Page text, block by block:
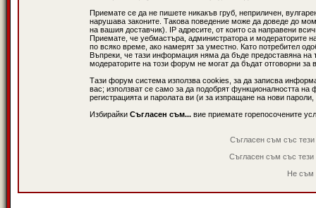
Приемате се да не пишете никакъв груб, неприличен,
нарушава законите. Такова поведение може да доведе до
на вашия доставчик). IP адресите, от които са направени
Приемате, че уебмастъра, администратора и модераторите
по всяко време, ако намерят за уместно. Като потребител
Въпреки, че тази информация няма да бъде предоставяна
модераторите на този форум не могат да бъдат отговорни за
Тази форум система използва cookies, за да записва
вас; използват се само за да подобрят функционалността
регистрацията и паролата ви (и за изпращане на нови
Избирайки Съгласен съм... вие приемате горепосочените
Съгласен съм със
Съгласен съм със
Не съм